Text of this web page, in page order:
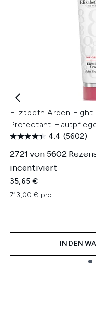
Elizabeth Arden Eight
Protectant
4.4 (5602)
2721 von 5602
incentiviert
35,65 €
713,00 € pro L
IN DEN